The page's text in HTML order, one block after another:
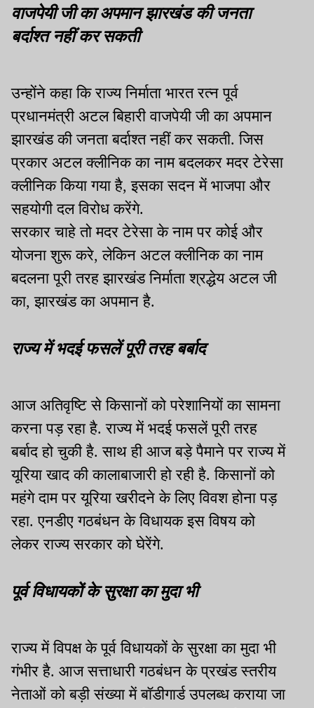
वाजपेयी जी का अपमान झारखंड की जनता
बर्दाश्त नहीं कर सकती
उन्होंने कहा कि राज्य निर्माता भारत रत्न पूर्व
प्रधानमंत्री अटल बिहारी वाजपेयी जी का अपमान
झारखंड की जनता बर्दाश्त नहीं कर सकती. जिस
प्रकार अटल क्लीनिक का नाम बदलकर मदर टेरेसा
क्लीनिक किया गया है, इसका सदन में भाजपा और
सहयोगी दल विरोध करेंगे.
सरकार चाहे तो मदर टेरेसा के नाम पर कोई और
योजना शुरू करे, लेकिन अटल क्लीनिक का नाम
बदलना पूरी तरह झारखंड निर्माता श्रद्धेय अटल जी
का, झारखंड का अपमान है.
राज्य में भदई फसलें पूरी तरह बर्बाद
आज अतिवृष्टि से किसानों को परेशानियों का सामना
करना पड़ रहा है. राज्य में भदई फसलें पूरी तरह
बर्बाद हो चुकी है. साथ ही आज बड़े पैमाने पर राज्य में
यूरिया खाद की कालाबाजारी हो रही है. किसानों को
महंगे दाम पर यूरिया खरीदने के लिए विवश होना पड़
रहा. एनडीए गठबंधन के विधायक इस विषय को
लेकर राज्य सरकार को घेरेंगे.
पूर्व विधायकों के सुरक्षा का मुदा भी
राज्य में विपक्ष के पूर्व विधायकों के सुरक्षा का मुदा भी
गंभीर है. आज सत्ताधारी गठबंधन के प्रखंड स्तरीय
नेताओं को बड़ी संख्या में बॉडीगार्ड उपलब्ध कराया जा